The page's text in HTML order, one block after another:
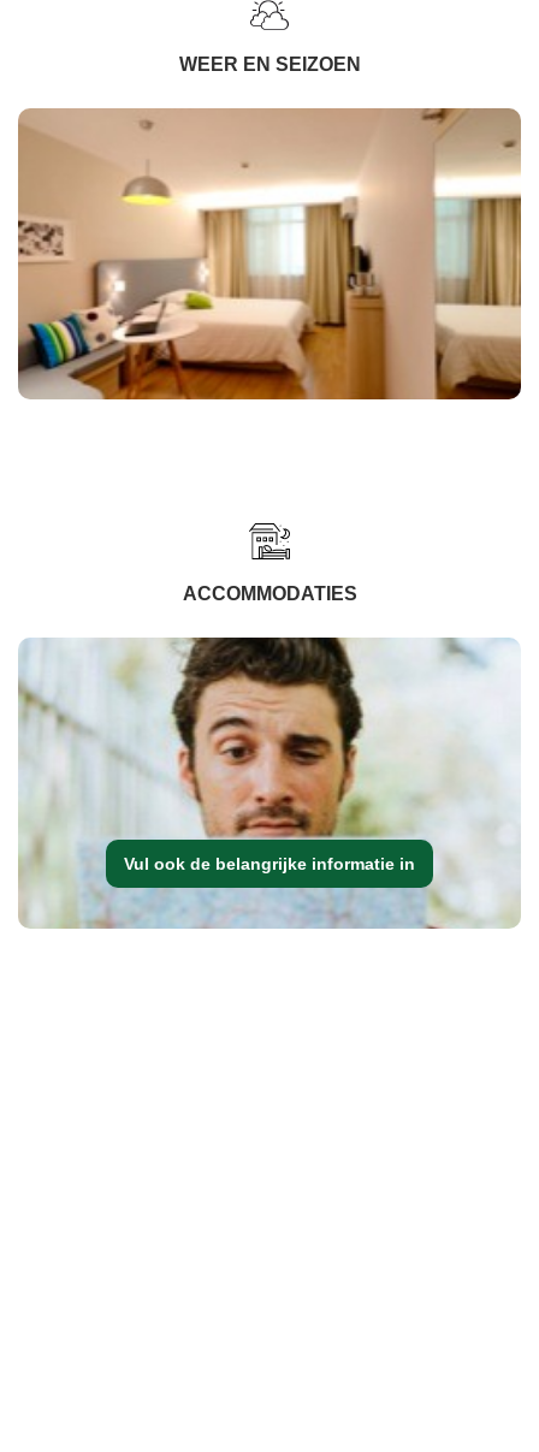
WEER EN SEIZOEN
ACCOMMODATIES
Vul ook de belangrijke informatie in